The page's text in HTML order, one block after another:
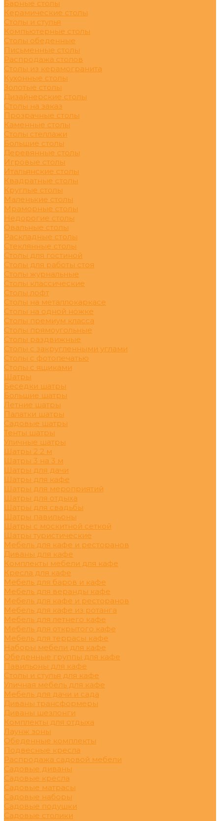
Барные столы
Керамические столы
Столы и стулья
Компьютерные столы
Столы обеденные
Письменные столы
Распродажа столов
Столы из керамогранита
Кухонные столы
Золотые столы
Дизайнерские столы
Столы на заказ
Прозрачные столы
Каменные столы
Столы стеллажи
Большие столы
Деревянные столы
Игровые столы
Итальянские столы
Квадратные столы
Круглые столы
Маленькие столы
Мраморные столы
Недорогие столы
Овальные столы
Раскладные столы
Стеклянные столы
Столы для гостиной
Столы для работы стоя
Столы журнальные
Столы классические
Столы лофт
Столы на металлокаркасе
Столы на одной ножке
Столы премиум класса
Столы прямоугольные
Столы раздвижные
Столы с закругленными углами
Столы с фотопечатью
Столы с ящиками
Шатры
Беседки шатры
Большие шатры
Летние шатры
Палатки шатры
Садовые шатры
Тенты шатры
Уличные шатры
Шатры 2 2 м
Шатры 3 на 3 м
Шатры для дачи
Шатры для кафе
Шатры для мероприятий
Шатры для отдыха
Шатры для свадьбы
Шатры павильоны
Шатры с москитной сеткой
Шатры туристические
Мебель для кафе и ресторанов
Диваны для кафе
Комплекты мебели для кафе
Кресла для кафе
Мебель для баров и кафе
Мебель для веранды кафе
Мебель для кафе и ресторанов
Мебель для кафе из ротанга
Мебель для летнего кафе
Мебель для открытого кафе
Мебель для террасы кафе
Наборы мебели для кафе
Обеденные группы для кафе
Павильоны для кафе
Столы и стулья для кафе
Уличная мебель для кафе
Мебель для дачи и сада
Диваны трансформеры
Диваны шезлонги
Комплекты для отдыха
Лаунж зоны
Обеденные комплекты
Подвесные кресла
Распродажа садовой мебели
Садовые диваны
Садовые кресла
Садовые матрасы
Садовые наборы
Садовые подушки
Садовые столики